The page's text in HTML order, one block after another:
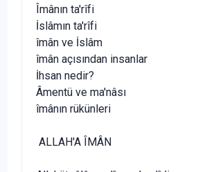
Îmânın ta'rîfi
İslâmın ta'rîfi
îmân ve İslâm
îmân açısından insanlar
İhsan nedir?
Âmentü ve ma'nâsı
îmânın rükünleri
ALLAH'A ÎMÂN